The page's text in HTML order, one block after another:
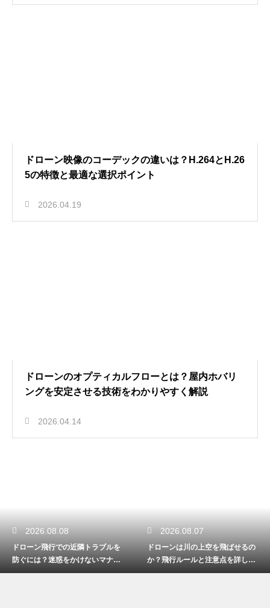
ドローン映像のコーデックの違いは？H.264とH.26
5の特徴と最適な選択ポイント
2026.04.19
ドローンのオプティカルフローとは？屋内ホバリ
ングを安定させる技術をわかりやすく解説
2026.04.14
2026.08.08
ドローン飛行での近隣トラブルを
防ぐには？迷惑をかけないマナー
と対策
2026.08.07
ドローンは川の上空を飛ばせるの
か？飛行ルールと注意点を詳しく
解説